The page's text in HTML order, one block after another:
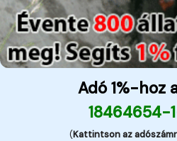
Adó 1%-hoz
18464654-
(Kattintson az